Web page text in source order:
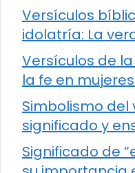
Versículos
idolatría: La
Versículos de
la fe en
Simbolismo del
significado y
Significado de